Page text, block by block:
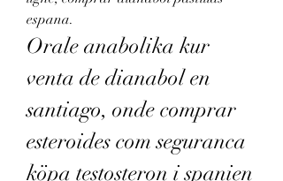
espana.
Orale anabolika kur
venta de dianabol en
santiago, onde comprar
esteroides com seguranca
köpa testosteron i spanien